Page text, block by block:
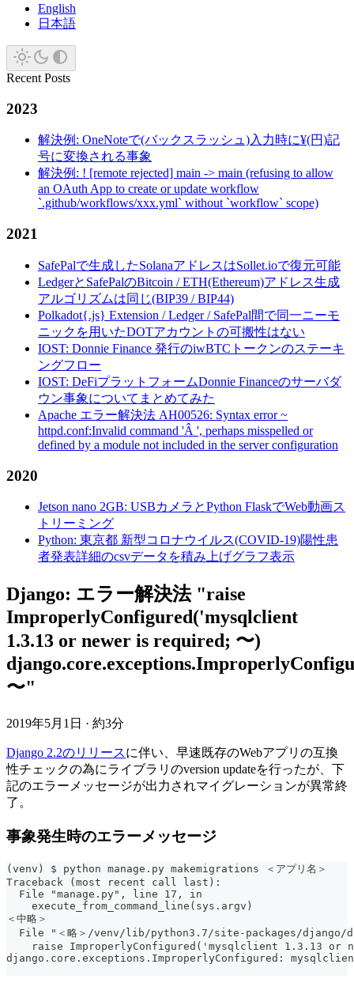
English
日本語
Recent Posts
2023
解決例: OneNoteで(バックスラッシュ)入力時に¥(円)記
号に変換される事象
解決例: ! [remote rejected] main -> main (refusing to allow
an OAuth App to create or update workflow
`.github/workflows/xxx.yml` without `workflow` scope)
2021
SafePalで生成したSolanaアドレスはSollet.ioで復元可能
LedgerとSafePalのBitcoin / ETH(Ethereum)アドレス生成
アルゴリズムは同じ(BIP39 / BIP44)
Polkadot{.js} Extension / Ledger / SafePal間で同一ニーモ
ニックを用いたDOTアカウントの可搬性はない
IOST: Donnie Finance 発行のiwBTCトークンのステーキ
ングフロー
IOST: DeFiプラットフォームDonnie Financeのサーバダ
ウン事象についてまとめてみた
Apache エラー解決法 AH00526: Syntax error ~
httpd.conf:Invalid command 'Â ', perhaps misspelled or
defined by a module not included in the server configuration
2020
Jetson nano 2GB: USBカメラとPython FlaskでWeb動画ス
トリーミング
Python: 東京都 新型コロナウイルス(COVID-19)陽性患
者発表詳細のcsvデータを積み上げグラフ表示
Django: エラー解決法 "raise
ImproperlyConfigured('mysqlclient
1.3.13 or newer is required; 〜)
〜"
2019年5月1日 · 約3分
Django 2.2のリリースに伴い、早速既存のWebアプリの互換
性チェックの為にライブラリのversion updateを行ったが、下
記のエラーメッセージが出力されマイグレーションが異常終
了。
事象発生時のエラーメッセージ
(venv) $ python manage.py makemigrations ＜アプリ名＞
Traceback (most recent call last):
  File "manage.py", line 17, in
    execute_from_command_line(sys.argv)
＜中略＞
File "＜略＞/venv/lib/python3.7/site-packages/
raise ImproperlyConfigured('mysqlclient 1.3.13 or
django.core.exceptions.ImproperlyConfigured: